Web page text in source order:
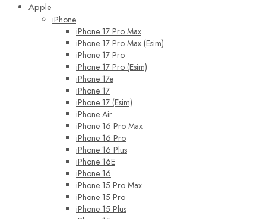
Apple
iPhone
iPhone 17 Pro Max
iPhone 17 Pro Max (Esim)
iPhone 17 Pro
iPhone 17 Pro (Esim)
iPhone 17e
iPhone 17
iPhone 17 (Esim)
iPhone Air
iPhone 16 Pro Max
iPhone 16 Pro
iPhone 16 Plus
iPhone 16E
iPhone 16
iPhone 15 Pro Max
iPhone 15 Pro
iPhone 15 Plus